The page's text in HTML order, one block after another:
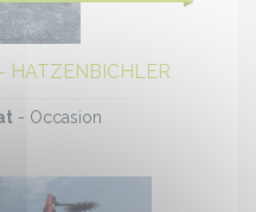
HATZENBICHLER
- Occasion